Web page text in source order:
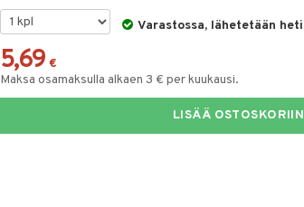
Varastossa, lähetetään heti
5,69 €
Maksa osamaksulla alkaen 3 € per kuukausi.
LISÄÄ OSTOSKORIIN